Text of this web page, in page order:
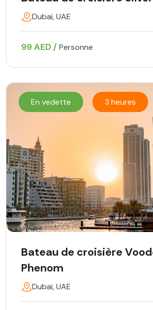
Dubai, UAE
99 AED / Personne
En vedette 3 heures
Bateau de croisière
Phenom
Dubai, UAE